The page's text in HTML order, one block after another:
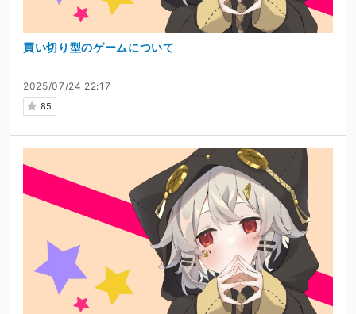
2025/07/24 22:17
85
買い切り型のゲームについて